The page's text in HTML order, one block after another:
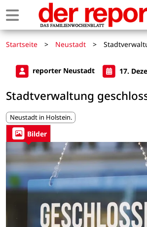
Startseite > Neustadt >
reporter Neustadt 17.
Stadtverwaltung
Neustadt in Holstein.
Bilder